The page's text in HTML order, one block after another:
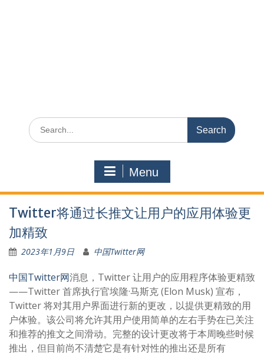
Search
for:
Menu
Twitter将通过长推文让用户的应用体验更
加精致
2023年1月9日 中国Twitter网
中国Twitter网消息，Twitter 让用户的应用程序体验更精致
——Twitter 首席执行官埃隆·马斯克 (Elon Musk) 宣布，
Twitter 将对其用户界面进行新的更改，以提供更精致的用
户体验。该公司将允许其用户使用简单的左右手势在已关注
和推荐的推文之间滑动。完整的设计更改将于本周晚些时候
推出，但目前尚不清楚它是有针对性的推出还是所有